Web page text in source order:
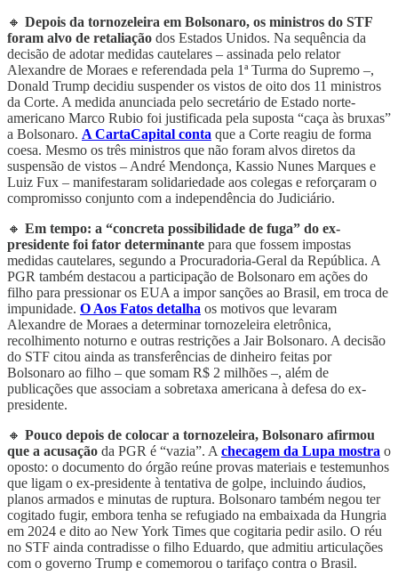
🔸 Depois da tornozeleira em Bolsonaro, os ministros do STF
foram alvo de retaliação dos Estados Unidos. Na sequência da
decisão de adotar medidas cautelares – assinada pelo relator
Alexandre de Moraes e referendada pela 1ª Turma do Supremo –,
Donald Trump decidiu suspender os vistos de oito dos 11 ministros
da Corte. A medida anunciada pelo secretário de Estado norte-
americano Marco Rubio foi justificada pela suposta “caça às bruxas”
a Bolsonaro. A CartaCapital conta que a Corte reagiu de forma
coesa. Mesmo os três ministros que não foram alvos diretos da
suspensão de vistos – André Mendonça, Kassio Nunes Marques e
Luiz Fux – manifestaram solidariedade aos colegas e reforçaram o
compromisso conjunto com a independência do Judiciário.
🔸 Em tempo: a “concreta possibilidade de fuga” do ex-
presidente foi fator determinante para que fossem impostas
medidas cautelares, segundo a Procuradoria-Geral da República. A
PGR também destacou a participação de Bolsonaro em ações do
filho para pressionar os EUA a impor sanções ao Brasil, em troca de
impunidade. O Aos Fatos detalha os motivos que levaram
Alexandre de Moraes a determinar tornozeleira eletrônica,
recolhimento noturno e outras restrições a Jair Bolsonaro. A decisão
do STF citou ainda as transferências de dinheiro feitas por
Bolsonaro ao filho – que somam R$ 2 milhões –, além de
publicações que associam a sobretaxa americana à defesa do ex-
presidente.
🔸 Pouco depois de colocar a tornozeleira, Bolsonaro afirmou
que a acusação da PGR é “vazia”. A checagem da Lupa mostra o
oposto: o documento do órgão reúne provas materiais e testemunhos
que ligam o ex-presidente à tentativa de golpe, incluindo áudios,
planos armados e minutas de ruptura. Bolsonaro também negou ter
cogitado fugir, embora tenha se refugiado na embaixada da Hungria
em 2024 e dito ao New York Times que cogitaria pedir asilo. O réu
no STF ainda contradisse o filho Eduardo, que admitiu articulações
com o governo Trump e comemorou o tarifaço contra o Brasil.